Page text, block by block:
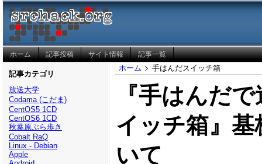
ホーム 記事投稿 サイト情報 記事一覧
記事カテゴリ
放送大学
Codama (こだま)
CentOS5 1CD
CentOS6 1CD
秋葉原ぶら歩き
Cobalt RaQ
Linux - Debian
Apple
ホーム 手はんだスイッチ箱
『手はんだ
イッチ箱』
いて